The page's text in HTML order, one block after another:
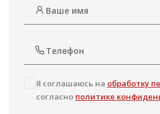
Я соглашаюсь на обработку
согласно политике